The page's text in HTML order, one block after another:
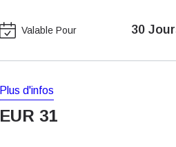
Valable Pour 30
Plus d'infos
EUR 31